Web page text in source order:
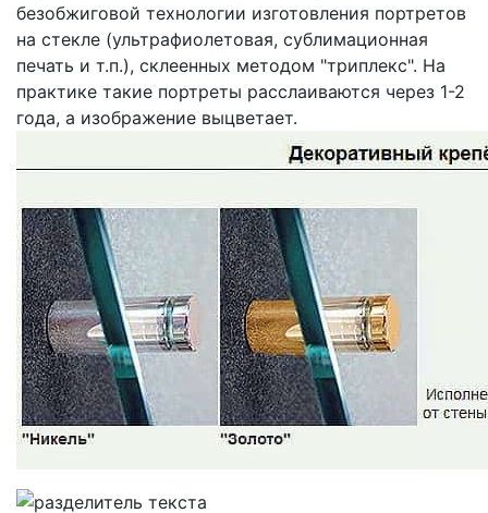
безобжиговой технологии изготовления портретов
на стекле (ультрафиолетовая, сублимационная
печать и т.п.), склеенных методом "триплекс". На
практике такие портреты расслаиваются через 1-2
года, а изображение выцветает.